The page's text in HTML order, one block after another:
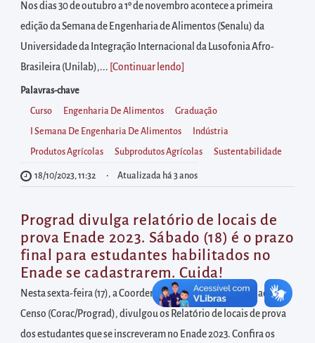
Acessar
diretamente
à
área
para
realizar
buscas
internas
Acessar
diretamente
informações
postas
no
rodapé
Nos dias 30 de outubro a 1º de novembro acontece a primeira
edição da Semana de Engenharia de Alimentos (Senalu) da
Universidade da Integração Internacional da Lusofonia Afro-
Brasileira (Unilab),... [Continuar lendo
Palavras-chave
Curso Engenharia De Alimentos Graduação
I Semana De Engenharia De Alimentos Indústria
Produtos Agrícolas Subprodutos Agrícolas Sustentabilidade
18/10/2023, 11:32 Atualizada há 3 anos
Prograd divulga relatório de locais de
prova Enade 2023. Sábado (18) é o prazo
final para estudantes habilitados no
Enade se cadastrarem. Cuida!
Nesta sexta-feira (17), a Coordenação de Regulação, Avaliação e
Censo (Corac/Prograd), divulgou os Relatório de locais de prova
dos estudantes que se inscreveram no Enade 2023. Confira os